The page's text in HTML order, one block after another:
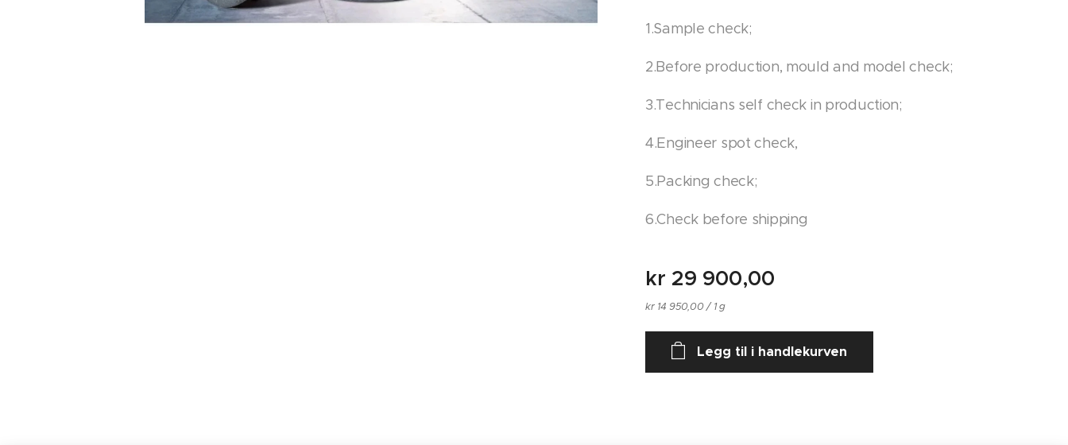
1.Sample check;
2.Before production, mould and model check;
3.Technicians self check in production;
4.Engineer spot check,
5.Packing check;
6.Check before shipping
kr 29 900,00
kr 14 950,00 / 1 g
Legg til i handlekurven